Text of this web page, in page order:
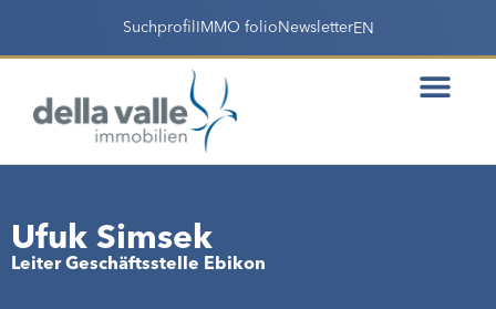
Suchprofil IMMO folio NewsletterEN
Ufuk Simsek
Leiter Geschäftsstelle Ebikon